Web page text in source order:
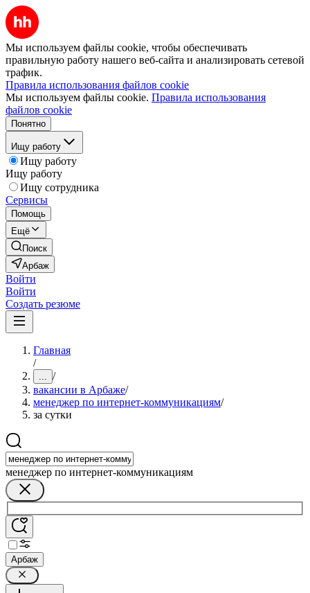
Мы используем файлы cookie, чтобы обеспечивать
правильную работу нашего веб-сайта и анализировать сетевой
трафик.
Правила использования файлов cookie
Мы используем файлы cookie. Правила использования
файлов cookie
Понятно
Ищу работу
Ищу работу
Ищу работу
Ищу сотрудника
Сервисы
Помощь
Ещё
Поиск
Арбаж
Войти
Войти
Создать резюме
Главная
/
... /
вакансии в Арбаже/
менеджер по интернет-коммуникациям/
за сутки
менеджер по интернет-коммуникациям
Арбаж